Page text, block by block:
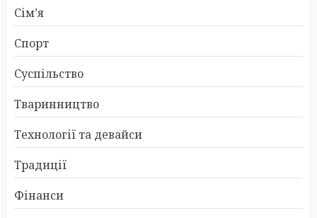
Сім’я
Спорт
Суспільство
Тваринництво
Технології та девайси
Традиції
Фінанси